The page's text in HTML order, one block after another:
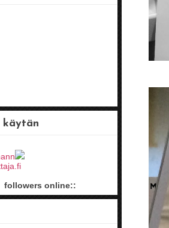
käytän
followers online::